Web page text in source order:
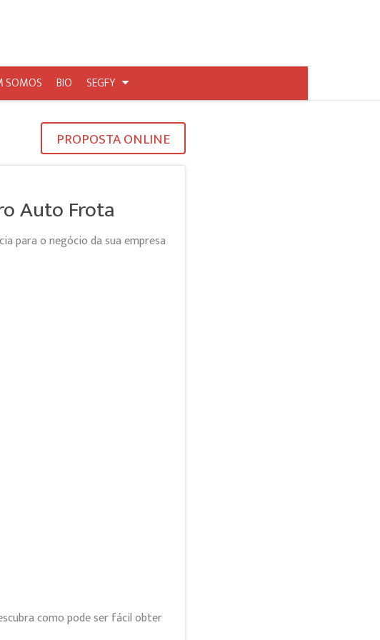
SOMOS BIO SEGFY
PROPOSTA ONLINE
Auto Frota
para o negócio da sua empresa
como pode ser fácil obter